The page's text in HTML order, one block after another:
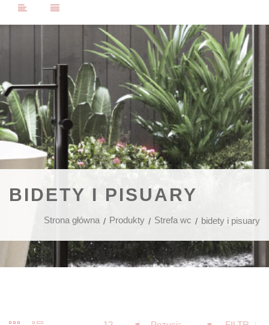
BIDETY I PISUARY
Strona główna Produkty Strefa wc bidety i pisuary